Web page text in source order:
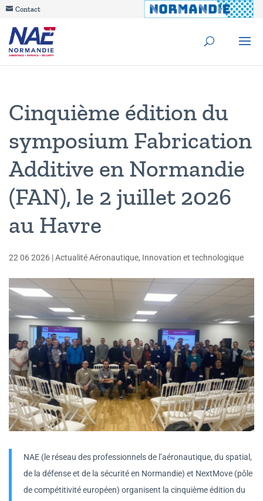
Contact
Cinquième édition du
symposium Fabrication
Additive en Normandie
(FAN), le 2 juillet 2026
au Havre
22 06 2026 |Actualité Aéronautique, Innovation et technologique
NAE (le réseau des professionnels de l’aéronautique, du spatial,
de la défense et de la sécurité en Normandie) et NextMove (pôle
de compétitivité européen) organisent la cinquième édition du